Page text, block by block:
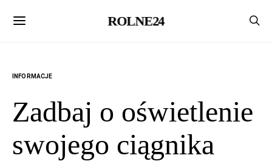
ROLNE24
INFORMACJE
Zadbaj o oświetlenie
swojego ciągnika